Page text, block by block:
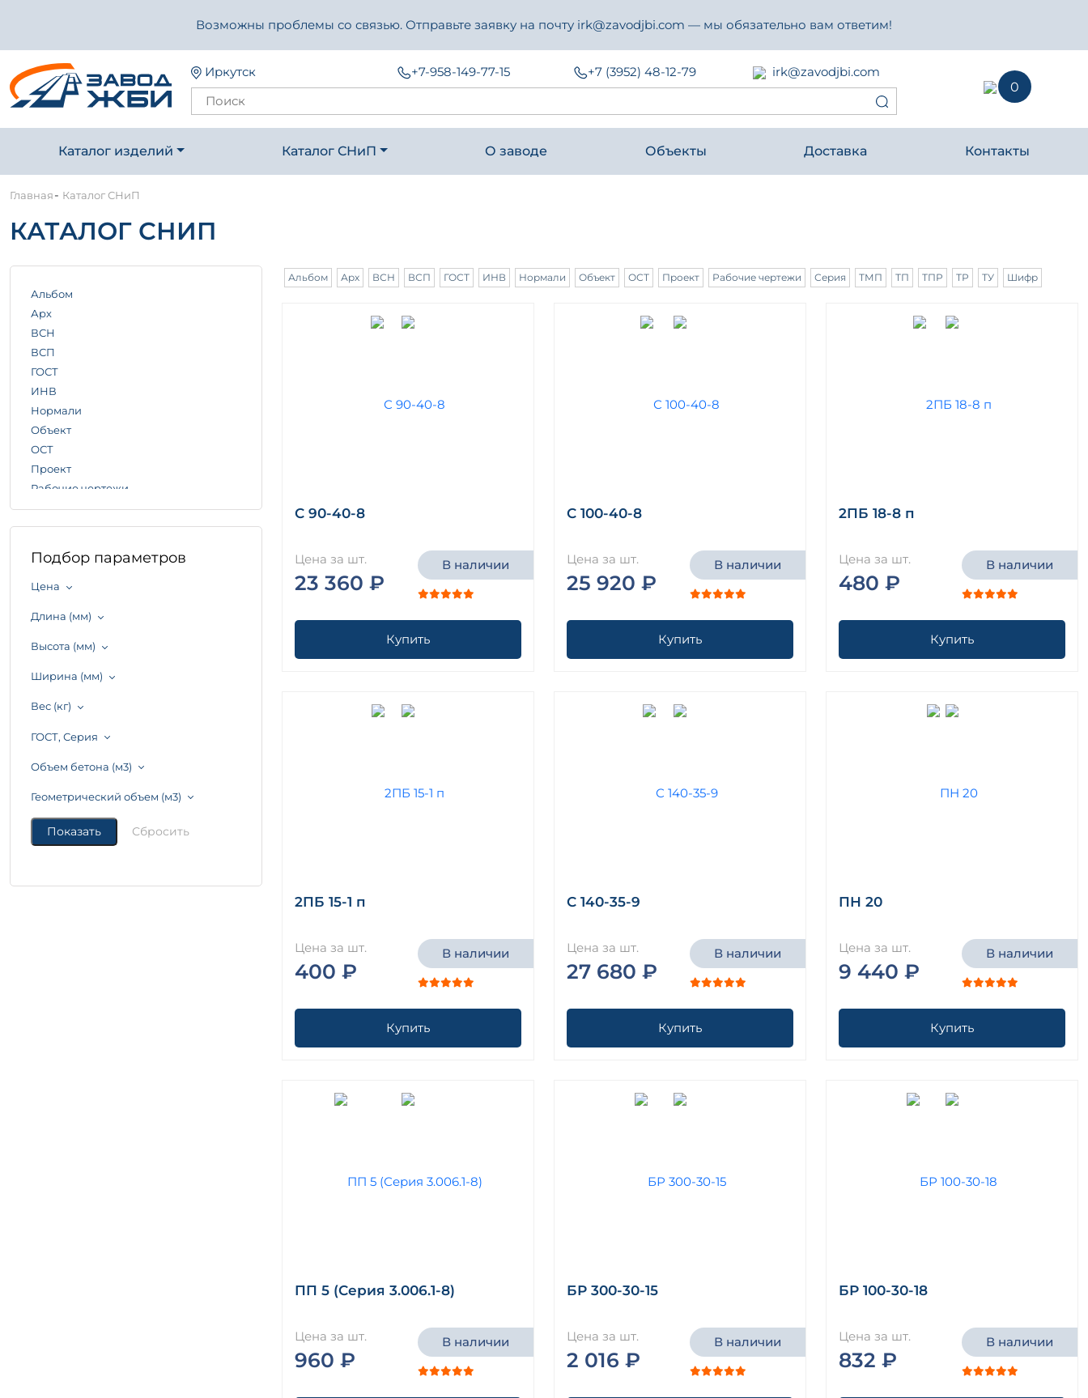
Возможны проблемы со связью. Отправьте заявку на почту irk@zavodjbi.com — мы обязательно вам ответим!
Иркутск +7-958-149-77-15 +7 (3952) 48-12-79
irk@zavodjbi.com
0
Каталог изделий Каталог СНиП О заводе Объекты Доставка Контакты
Главная- Каталог СНиП
КАТАЛОГ СНИП
Альбом
Арх
ВСН
ВСП
ГОСТ
ИНВ
Нормали
Объект
ОСТ
Проект
Рабочие чертежи
Серия
ТМП
ТПР
ТР
Шифр
Подбор параметров
Цена
Длина (мм)
Высота (мм)
Ширина (мм)
Вес (кг)
ГОСТ, Серия
Объем бетона (м3)
Геометрический объем (м3)
Альбом Арх ВСН ВСП ГОСТ ИНВ Нормали Объект ОСТ Проект Рабочие чертежи Серия ТМП ТП ТПР ТР ТУ Шифр
С 90-40-8
Цена за шт.
23 360 ₽
В наличии
Купить
С 100-40-8
Цена за шт.
25 920 ₽
В наличии
Купить
2ПБ 18-8 п
Цена за шт.
480 ₽
В наличии
Купить
2ПБ 15-1 п
Цена за шт.
400 ₽
В наличии
Купить
С 140-35-9
Цена за шт.
27 680 ₽
В наличии
Купить
ПН 20
Цена за шт.
9 440 ₽
В наличии
Купить
ПП 5 (Серия 3.006.1-8)
Цена за шт.
960 ₽
В наличии
БР 300-30-15
Цена за шт.
2 016 ₽
В наличии
БР 100-30-18
Цена за шт.
832 ₽
В наличии